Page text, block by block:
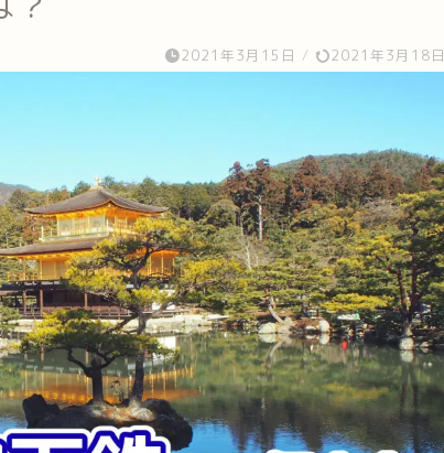
2021年3月15日 / 2021年3月18日